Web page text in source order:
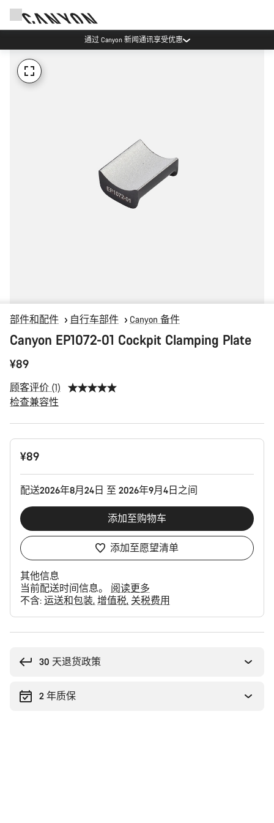
通过 Canyon 新闻通讯享受优惠
部件和配件 自行车部件 Canyon 备件
Canyon EP1072-01 Cockpit Clamping Plate
¥89
顾客评价 (1)
检查兼容性
产
¥89
配送2026年8月24日 至 2026年9月4日之间
添加至购物车
添加至愿望清单
其他信息
当前配送时间信息。 阅读更多
不含: 运送和包装 增值税 关税费用
30 天退货政策
2 年质保